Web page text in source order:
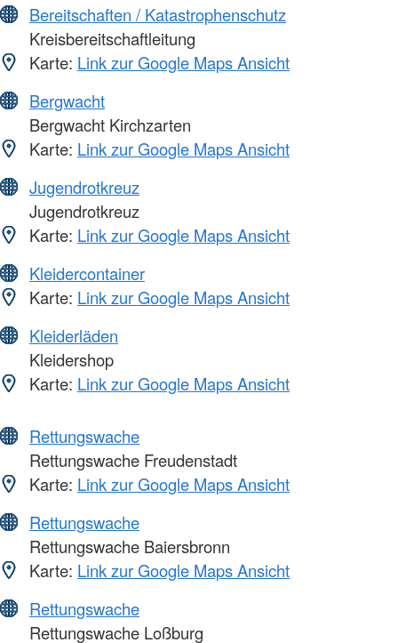
Bereitschaften / Katastrophenschutz
Kreisbereitschaftleitung
Karte: Link zur Google Maps Ansicht
Bergwacht
Bergwacht Kirchzarten
Karte: Link zur Google Maps Ansicht
Jugendrotkreuz
Jugendrotkreuz
Karte: Link zur Google Maps Ansicht
Kleidercontainer
Karte: Link zur Google Maps Ansicht
Kleiderläden
Kleidershop
Karte: Link zur Google Maps Ansicht
Rettungswache
Rettungswache Freudenstadt
Karte: Link zur Google Maps Ansicht
Rettungswache
Rettungswache Baiersbronn
Karte: Link zur Google Maps Ansicht
Rettungswache
Rettungswache Loßburg